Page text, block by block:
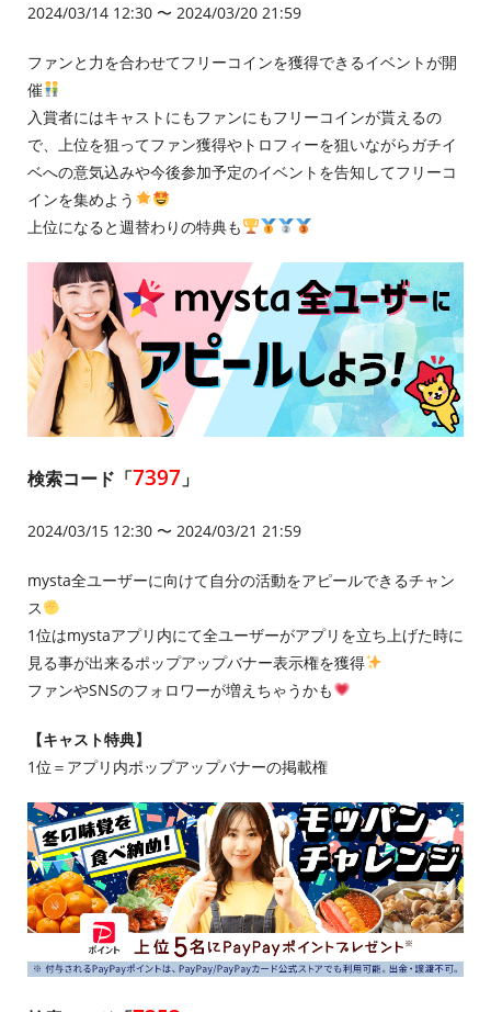
2024/03/14 12:30 〜 2024/03/20 21:59
ファンと力を合わせてフリーコインを獲得できるイベントが開
催
入賞者にはキャストにもファンにもフリーコインが貰えるの
で、上位を狙ってファン獲得やトロフィーを狙いながらガチイ
ベへの意気込みや今後参加予定のイベントを告知してフリーコ
インを集めよう
上位になると週替わりの特典も
検索コード「7397 」
2024/03/15 12:30 〜 2024/03/21 21:59
mysta全ユーザーに向けて自分の活動をアピールできるチャン
ス
1位はmystaアプリ内にて全ユーザーがアプリを立ち上げた時に
見る事が出来るポップアップバナー表示権を獲得
ファンやSNSのフォロワーが増えちゃうかも
【キャスト特典】
1位＝アプリ内ポップアップバナーの掲載権